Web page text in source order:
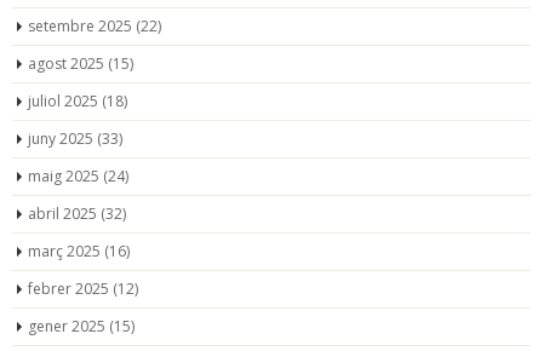
setembre 2025 (22)
agost 2025 (15)
juliol 2025 (18)
juny 2025 (33)
maig 2025 (24)
abril 2025 (32)
març 2025 (16)
febrer 2025 (12)
gener 2025 (15)